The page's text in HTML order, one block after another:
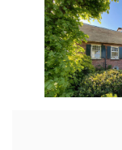
Bouwhistorisch
3D
Restauratie &